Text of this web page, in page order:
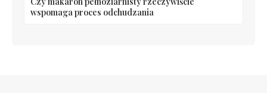
wspomaga proces odchudzania